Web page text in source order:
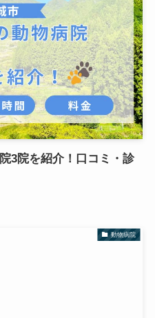
3院を紹介！口コミ・診
動物病院